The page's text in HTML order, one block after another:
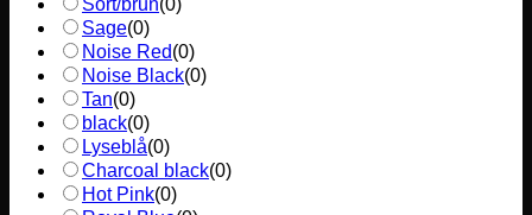
Sage(0)
Noise Red(0)
Noise Black(0)
Tan(0)
black(0)
Lyseblå(0)
Charcoal black(0)
Hot Pink(0)